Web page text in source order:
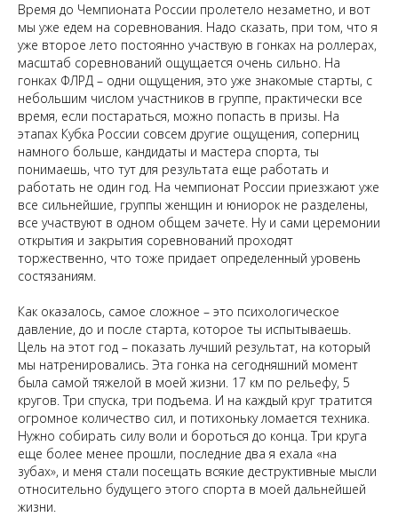
Время до Чемпионата России пролетело незаметно, и вот
мы уже едем на соревнования. Надо сказать, при том, что я
уже второе лето постоянно участвую в гонках на роллерах,
масштаб соревнований ощущается очень сильно. На
гонках ФЛРД – одни ощущения, это уже знакомые старты, с
небольшим числом участников в группе, практически все
время, если постараться, можно попасть в призы. На
этапах Кубка России совсем другие ощущения, соперниц
намного больше, кандидаты и мастера спорта, ты
понимаешь, что тут для результата еще работать и
работать не один год. На чемпионат России приезжают уже
все сильнейшие, группы женщин и юниорок не разделены,
все участвуют в одном общем зачете. Ну и сами церемонии
открытия и закрытия соревнований проходят
торжественно, что тоже придает определенный уровень
состязаниям.
Как оказалось, самое сложное – это психологическое
давление, до и после старта, которое ты испытываешь.
Цель на этот год – показать лучший результат, на который
мы натренировались. Эта гонка на сегодняшний момент
была самой тяжелой в моей жизни. 17 км по рельефу, 5
кругов. Три спуска, три подъема. И на каждый круг тратится
огромное количество сил, и потихоньку ломается техника.
Нужно собирать силу воли и бороться до конца. Три круга
еще более менее прошли, последние два я ехала «на
зубах», и меня стали посещать всякие деструктивные мысли
относительно будущего этого спорта в моей дальнейшей
жизни.